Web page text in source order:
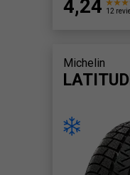
4,24 12
Michelin